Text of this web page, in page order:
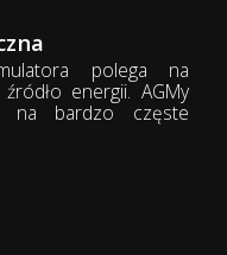
polega na
energii. AGMy
na bardzo częste